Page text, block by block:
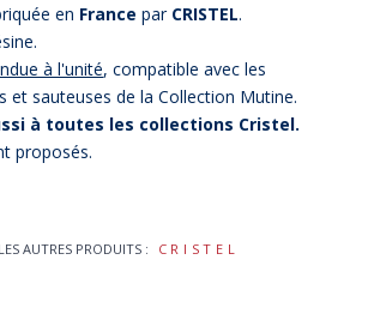
en France par CRISTEL.
à l'unité, compatible avec les
et sauteuses de la Collection Mutine.
à toutes les collections Cristel.
proposés.
AUTRES PRODUITS : CRISTEL